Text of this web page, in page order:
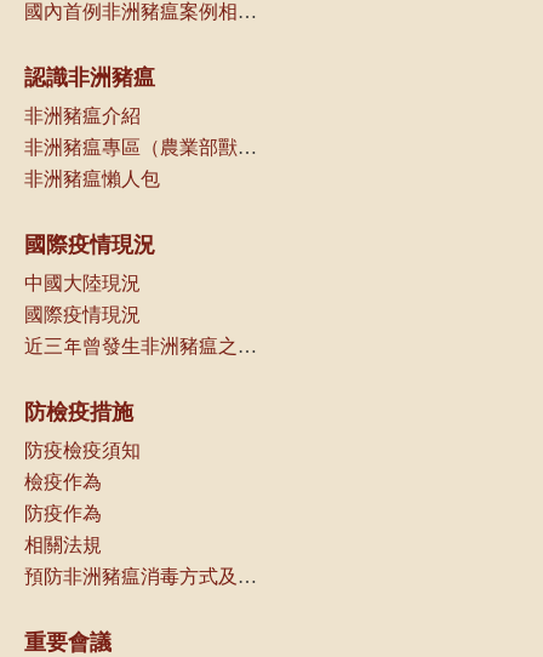
國內首例非洲豬瘟案例相關資訊
認識非洲豬瘟
非洲豬瘟介紹
非洲豬瘟專區（農業部獸醫研究所）
非洲豬瘟懶人包
國際疫情現況
中國大陸現況
國際疫情現況
近三年曾發生非洲豬瘟之國家（地區）一覽
防檢疫措施
防疫檢疫須知
檢疫作為
防疫作為
相關法規
預防非洲豬瘟消毒方式及可選用消毒劑種類
重要會議